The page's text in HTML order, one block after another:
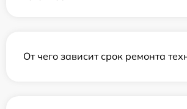
От чего зависит срок ремонта